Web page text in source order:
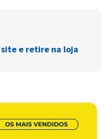
site e retire na loja